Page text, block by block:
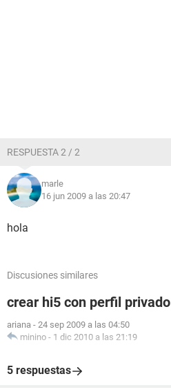
RESPUESTA 2 / 2
marle
16 jun 2009 a las 20:47
hola
Discusiones similares
crear hi5 con perfil privado
ariana - 24 sep 2009 a las 04:50
minino - 1 dic 2010 a las 21:19
5 respuestas